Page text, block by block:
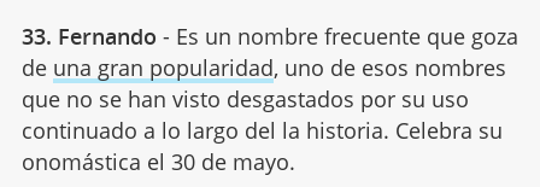
33. Fernando - Es un nombre frecuente que goza
de una gran popularidad, uno de esos nombres
que no se han visto desgastados por su uso
continuado a lo largo del la historia. Celebra su
onomástica el 30 de mayo.